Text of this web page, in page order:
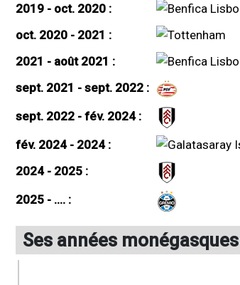
2019 - oct. 2020 :
oct. 2020 - 2021 :
2021 - août 2021 :
sept. 2021 - sept. 2022 :
sept. 2022 - fév. 2024 :
fév. 2024 - 2024 :
2024 - 2025 :
2025 - .... :
Ses années monégasques